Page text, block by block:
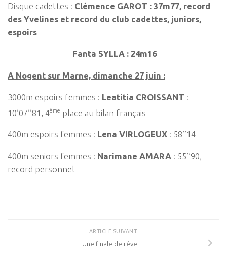
Disque cadettes : Clémence GAROT : 37m77, record
des Yvelines et record du club cadettes, juniors,
espoirs
Fanta SYLLA : 24m16
A Nogent sur Marne, dimanche 27 juin :
3000m espoirs femmes : Leatitia CROISSANT :
10’07’’81, 4ème place au bilan français
400m espoirs femmes : Lena VIRLOGEUX : 58’’14
400m seniors femmes : Narimane AMARA : 55’’90,
record personnel
ARTICLE SUIVANT
Une finale de rêve